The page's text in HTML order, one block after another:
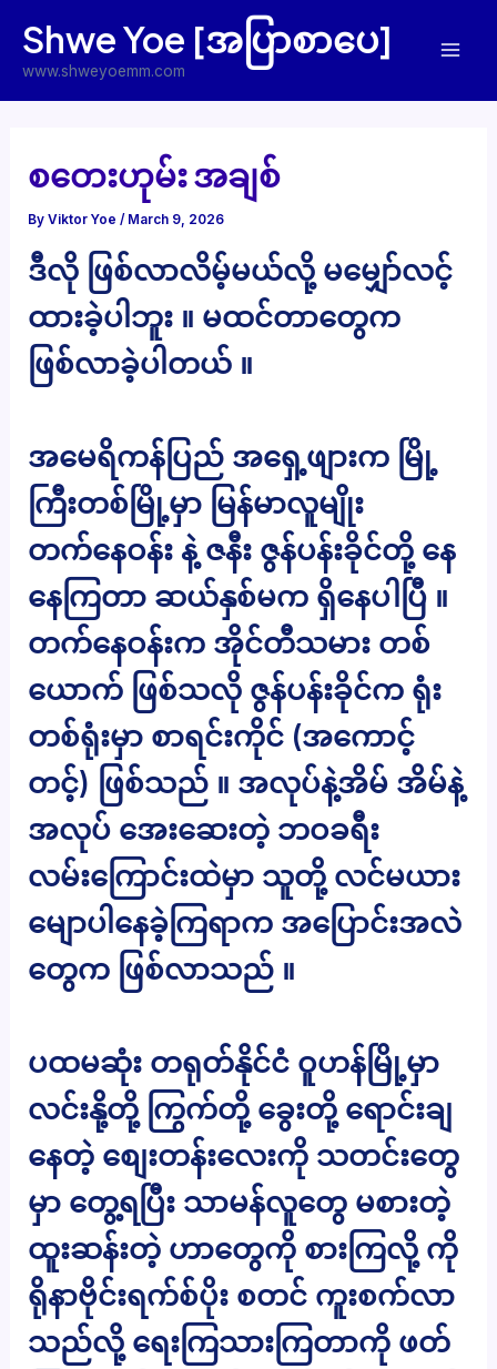
content
Shwe Yoe [အပြာစာပေ]
www.shweyoemm.com
စတေးဟုမ်း အချစ်
ByViktor Yoe/ March 9, 2026
ဒီလို ဖြစ်လာလိမ့်မယ်လို့ မမျှော်လင့်
ထားခဲ့ပါဘူး ။ မထင်တာတွေက
ဖြစ်လာခဲ့ပါတယ် ။
အမေရိကန်ပြည် အရှေ့ဖျားက မြို့
ကြီးတစ်မြို့မှာ မြန်မာလူမျိုး
တက်နေဝန်း နဲ့ ဇနီး ဇွန်ပန်းခိုင်တို့ နေ
နေကြတာ ဆယ်နှစ်မက ရှိနေပါပြီ ။
တက်နေဝန်းက အိုင်တီသမား တစ်
ယောက် ဖြစ်သလို ဇွန်ပန်းခိုင်က ရုံး
တစ်ရုံးမှာ စာရင်းကိုင် (အကောင့်
တင့်) ဖြစ်သည် ။ အလုပ်နဲ့အိမ် အိမ်နဲ့
အလုပ် အေးဆေးတဲ့ ဘဝခရီး
လမ်းကြောင်းထဲမှာ သူတို့ လင်မယား
မျောပါနေခဲ့ကြရာက အပြောင်းအလဲ
တွေက ဖြစ်လာသည် ။
ပထမဆုံး တရုတ်နိုင်ငံ ဝူဟန်မြို့မှာ
လင်းနို့တို့ ကြွက်တို့ ခွေးတို့ ရောင်းချ
နေတဲ့ စျေးတန်းလေးကို သတင်းတွေ
မှာ တွေ့ရပြီး သာမန်လူတွေ မစားတဲ့
ထူးဆန်းတဲ့ ဟာတွေကို စားကြလို့ ကို
ရိုနာဗိုင်းရက်စ်ပိုး စတင် ကူးစက်လာ
သည်လို့ ရေးကြသားကြတာကို ဖတ်